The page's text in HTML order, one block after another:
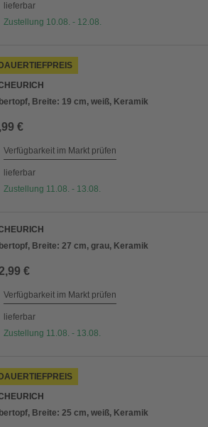
lieferbar
Zustellung 10.08. - 12.08.
DAUERTIEFPREIS
Breite: 19 cm, weiß, Keramik
€
Verfügbarkeit im Markt prüfen
lieferbar
Zustellung 11.08. - 13.08.
Breite: 27 cm, grau, Keramik
€
Verfügbarkeit im Markt prüfen
lieferbar
Zustellung 11.08. - 13.08.
DAUERTIEFPREIS
Breite: 25 cm, weiß, Keramik